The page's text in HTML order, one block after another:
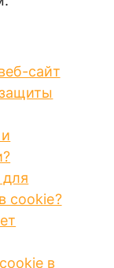
сайт
для
cookie?
в